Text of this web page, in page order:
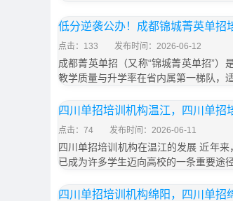
低分逆袭公办！成都锦城菁英单招
点击：133 发布时间：2026-06-12
成都菁英单招（又称“锦城菁英单招”
教学质量与升学率在省内属第一梯队，
四川单招培训机构温江，四川单招
点击：74 发布时间：2026-06-11
四川单招培训机构在温江的发展 近年来
已成为许多学生迈向高校的一条重要途
四川单招培训机构绵阳，四川单招